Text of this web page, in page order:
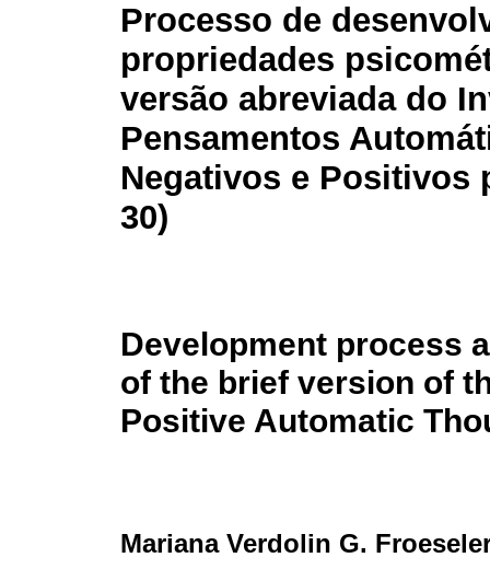
Processo de
propriedades
versão abreviada do
Pensamentos
Negativos e Positivos
30)
Development process
of the brief version of
Positive Automatic
Mariana Verdolin G.